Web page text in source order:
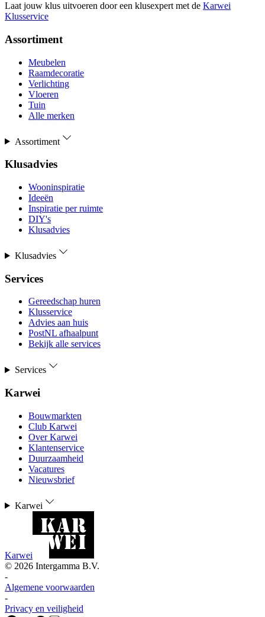
Laat jouw klus uitvoeren door een klusexpert met de Karwei
Klusservice
Assortiment
Meubelen
Raamdecoratie
Verlichting
Vloeren
Tuin
Alle merken
Assortiment
Klusadvies
Wooninspiratie
Ideeën
Inspiratie per ruimte
DIY's
Klusadvies
Klusadvies
Services
Gereedschap huren
Klusservice
Advies aan huis
PostNL afhaalpunt
Bekijk alle services
Services
Karwei
Bouwmarkten
Club Karwei
Over Karwei
Klantenservice
Duurzaamheid
Vacatures
Nieuwsbrief
Karwei
Karwei
© 2026 Intergamma B.V.
-
Algemene voorwaarden
-
Privacy en veiligheid